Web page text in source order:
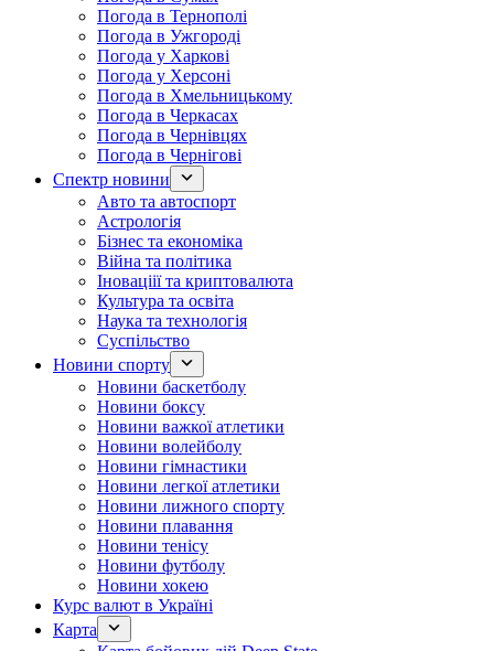
Погода в Тернополі
Погода в Ужгороді
Погода у Харкові
Погода у Херсоні
Погода в Хмельницькому
Погода в Черкасах
Погода в Чернівцях
Погода в Чернігові
Спектр новини
Авто та автоспорт
Астрологія
Бізнес та економіка
Війна та політика
Іноваціії та криптовалюта
Культура та освіта
Наука та технологія
Суспільство
Новини спорту
Новини баскетболу
Новини боксу
Новини важкої атлетики
Новини волейболу
Новини гімнастики
Новини легкої атлетики
Новини лижного спорту
Новини плавання
Новини тенісу
Новини футболу
Новини хокею
Курс валют в Україні
Карта